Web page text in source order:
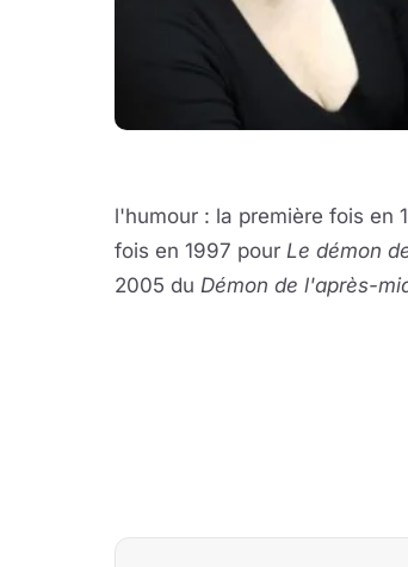
l'humour : la première fois en
fois en 1997 pour Le démon
2005 du Démon de l'après-